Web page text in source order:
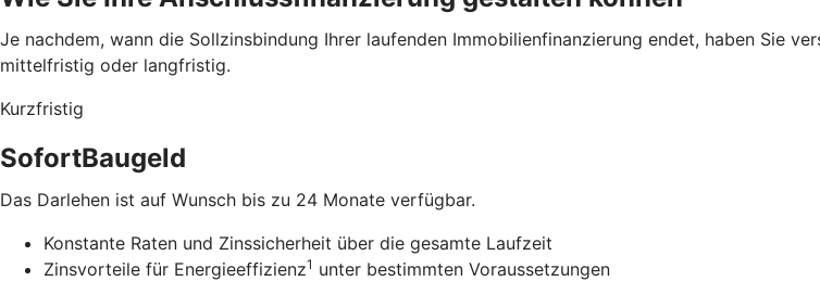
Je nachdem, wann die Sollzinsbindung Ihrer laufenden Immobilienfinanzierung endet, haben Sie
mittelfristig oder langfristig.
Kurzfristig
SofortBaugeld
Das Darlehen ist auf Wunsch bis zu 24 Monate verfügbar.
Konstante Raten und Zinssicherheit über die gesamte Laufzeit
Zinsvorteile für Energieeffizienz1 unter bestimmten Voraussetzungen